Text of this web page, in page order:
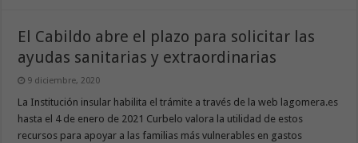
El Cabildo abre el plazo para solicitar las
ayudas sanitarias y extraordinarias
9 diciembre, 2020
La Institución insular habilita el trámite a través de la web lagomera.es
hasta el 4 de enero de 2021 Curbelo valora la utilidad de estos
recursos para apoyar a las familias más vulnerables en gastos